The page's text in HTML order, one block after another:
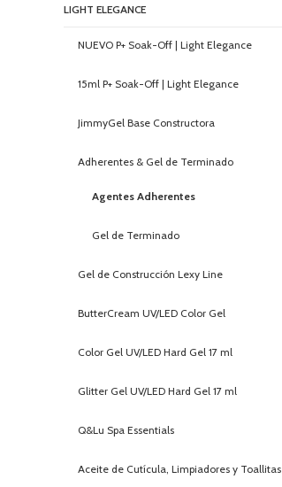
LIGHT ELEGANCE
NUEVO P+ Soak-Off | Light Elegance
15ml P+ Soak-Off | Light Elegance
JimmyGel Base Constructora
Adherentes & Gel de Terminado
Agentes Adherentes
Gel de Terminado
Gel de Construcción Lexy Line
ButterCream UV/LED Color Gel
Color Gel UV/LED Hard Gel 17 ml
Glitter Gel UV/LED Hard Gel 17 ml
Q&Lu Spa Essentials
Aceite de Cutícula, Limpiadores y Toallitas